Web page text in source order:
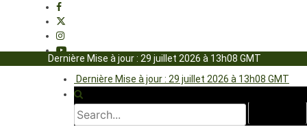
Dernière Mise à jour : 29 juillet 2026 à 13h08 GMT
Dernière Mise à jour : 29 juillet 2026 à 13h08 GMT